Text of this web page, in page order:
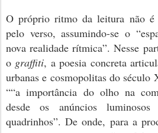
O próprio ritmo da leitura não é
pelo verso, assumindo-se o
nova realidade rítmica”. Nesse
o graffiti, a poesia concreta
urbanas e cosmopolitas do século
““a importância do olho na
desde os anúncios
quadrinhos”. De onde, para a